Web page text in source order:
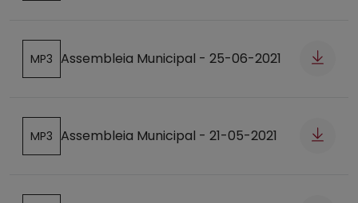
Abre num novo separador
MP3 Assembleia Municipal - 25-06-2021
Abre num novo separador
MP3 Assembleia Municipal - 21-05-2021